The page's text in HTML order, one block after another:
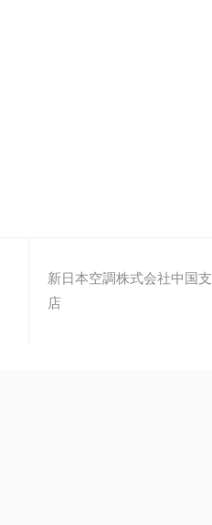
新日本空調株式会社中国支
店